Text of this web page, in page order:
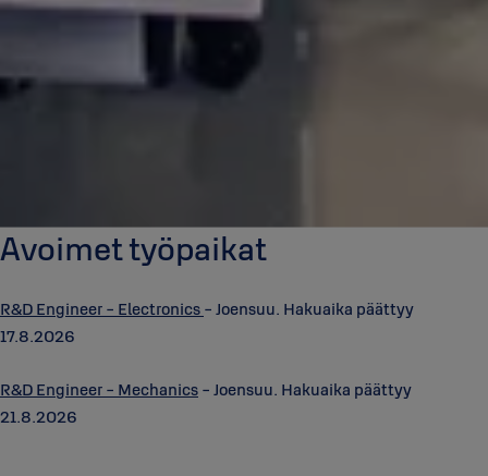
Avoimet työpaikat
R&D Engineer - Electronics - Joensuu. Hakuaika päättyy
17.8.2026
R&D Engineer - Mechanics - Joensuu. Hakuaika päättyy
21.8.2026